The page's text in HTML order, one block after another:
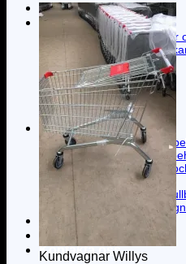
Hem
Tjänster
Tvätt av Kundvagnar
Rengöring av
Service kundvagnar
Höghöjdsstädning
Klottersanering
Fasadtvätt
Kärltvätt
Butiken
Kundvagnar och
Kundkorgar och
Lagervagnar och
Kundvagnsgarage
Rullcontainer och
Begagnade
Swecart Solutions
Om oss
Kontakta oss
Kundvagnar Willys